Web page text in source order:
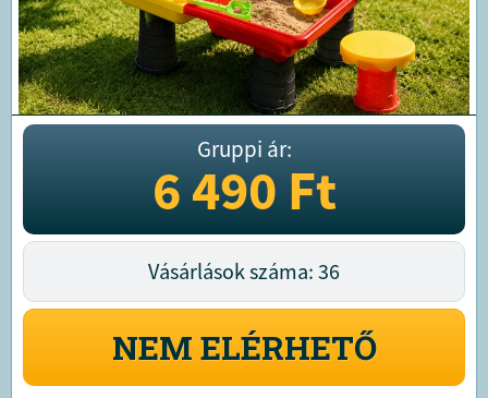
Gruppi ár:
6 490Ft
Vásárlások száma: 36
NEM ELÉRHETŐ